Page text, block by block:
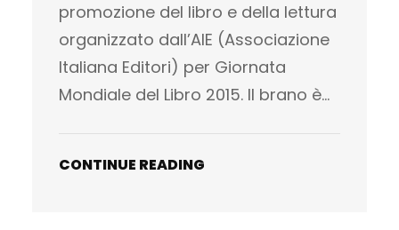
promozione del libro e della lettura
organizzato dall’AIE (Associazione
Italiana Editori) per Giornata
Mondiale del Libro 2015. Il brano è…
CONTINUE READING